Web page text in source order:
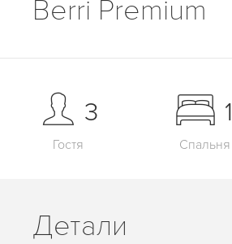
Berri Premium
Гостя
3
Спальня
1
Детали